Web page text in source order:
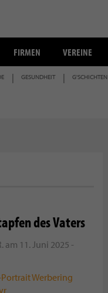
GESUNDHEIT G'SCHICHTEN
FIRMEN VEREINE
des Vaters
am 11. Juni 2025 -